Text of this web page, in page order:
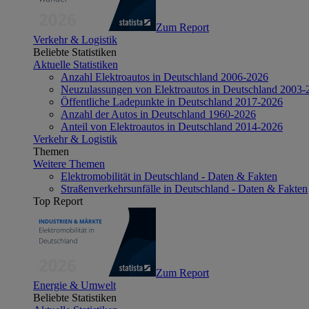
Zum Report
Verkehr & Logistik
Beliebte Statistiken
Aktuelle Statistiken
Anzahl Elektroautos in Deutschland 2006-2026
Neuzulassungen von Elektroautos in Deutschland 2003-
Öffentliche Ladepunkte in Deutschland 2017-2026
Anzahl der Autos in Deutschland 1960-2026
Anteil von Elektroautos in Deutschland 2014-2026
Verkehr & Logistik
Themen
Weitere Themen
Elektromobilität in Deutschland - Daten & Fakten
Straßenverkehrsunfälle in Deutschland - Daten & Fakten
Top Report
Zum Report
Energie & Umwelt
Beliebte Statistiken